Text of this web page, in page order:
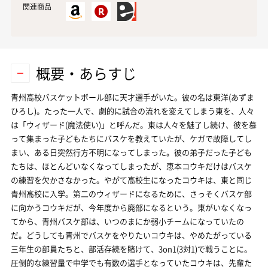
関連商品
概要・あらすじ
青州高校バスケットボール部に天才選手がいた。彼の名は東洋(あずま
ひろし)。たった一人で、劇的に試合の流れを変えてしまう東を、人々
は「ウィザード(魔法使い)」と呼んだ。東は人々を魅了し続け、彼を慕
って集まった子どもたちにバスケを教えていたが、ケガで故障してし
まい、ある日突然行方不明になってしまった。彼の弟子だった子ども
たちは、ほとんどいなくなってしまったが、恵本コウキだけはバスケ
の練習を欠かさなかった。やがて高校生になったコウキは、東と同じ
青州高校に入学。第二のウィザードになるために、さっそくバスケ部
に向かうコウキだが、今年度から廃部になるという。東がいなくなっ
てから、青州バスケ部は、いつのまにか弱小チームになっていたの
だ。どうしても青州でバスケをやりたいコウキは、やめたがっている
三年生の部員たちと、部活存続を賭けて、3on1(3対1)で戦うことに。
圧倒的な練習量で中学でも有数の選手となっていたコウキは、先輩た